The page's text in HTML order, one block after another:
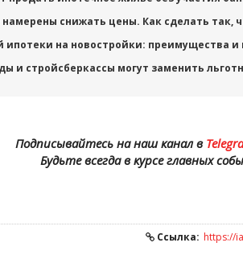
снижать цены. Как сделать так,
ипотеки на новостройки: преимущества и
и стройсберкассы могут заменить
Подписывайтесь на наш канал в
Будьте всегда в курсе главных
Ссылка: https://